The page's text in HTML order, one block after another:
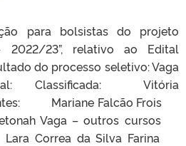
para bolsistas do projeto
2022/23”, relativo ao Edital
do processo seletivo: Vaga
Classificada: Vitória
Mariane Falcão Frois
Vaga – outros cursos
Correa da Silva Farina